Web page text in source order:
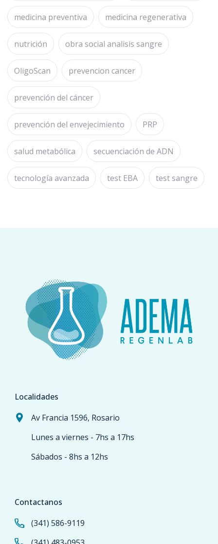
medicina preventiva medicina regenerativa
nutrición obra social analisis sangre
OligoScan prevencion cancer
prevención del cáncer
prevención del envejecimiento PRP
salud metabólica secuenciación de ADN
tecnología avanzada test EBA test sangre
Localidades
Av Francia 1596, Rosario
Lunes a viernes - 7hs a 17hs
Sábados - 8hs a 12hs
Contactanos
(341) 586-9119